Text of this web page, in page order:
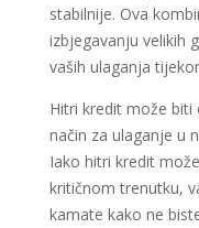
stabilnije. Ova
izbjegavanju velikih
vaših ulaganja
Hitri kredit može
način za ulaganje u
Iako hitri kredit
kritičnom trenutku,
kamate kako ne